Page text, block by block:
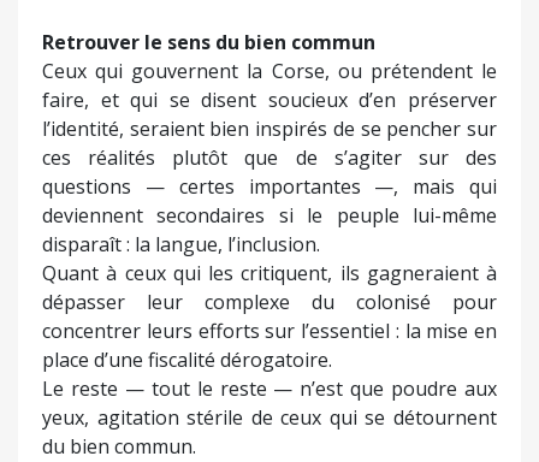
Retrouver le sens du bien commun
Ceux qui gouvernent la Corse, ou prétendent le
faire, et qui se disent soucieux d’en préserver
l’identité, seraient bien inspirés de se pencher sur
ces réalités plutôt que de s’agiter sur des
questions — certes importantes —, mais qui
deviennent secondaires si le peuple lui-même
disparaît : la langue, l’inclusion.
Quant à ceux qui les critiquent, ils gagneraient à
dépasser leur complexe du colonisé pour
concentrer leurs efforts sur l’essentiel : la mise en
place d’une fiscalité dérogatoire.
Le reste — tout le reste — n’est que poudre aux
yeux, agitation stérile de ceux qui se détournent
du bien commun.